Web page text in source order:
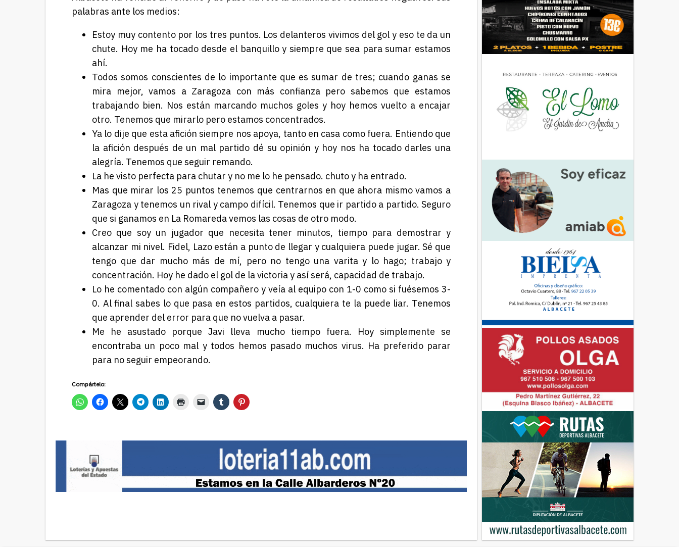
palabras ante los medios:
Estoy muy contento por los tres puntos. Los delanteros vivimos del gol y eso te da un
chute. Hoy me ha tocado desde el banquillo y siempre que sea para sumar estamos
ahí.
Todos somos conscientes de lo importante que es sumar de tres; cuando ganas se
mira mejor, vamos a Zaragoza con más confianza pero sabemos que estamos
trabajando bien. Nos están marcando muchos goles y hoy hemos vuelto a encajar
otro. Tenemos que mirarlo pero estamos concentrados.
Ya lo dije que esta afición siempre nos apoya, tanto en casa como fuera. Entiendo que
la afición después de un mal partido dé su opinión y hoy nos ha tocado darles una
alegría. Tenemos que seguir remando.
La he visto perfecta para chutar y no me lo he pensado. chuto y ha entrado.
Mas que mirar los 25 puntos tenemos que centrarnos en que ahora mismo vamos a
Zaragoza y tenemos un rival y campo difícil. Tenemos que ir partido a partido. Seguro
que si ganamos en La Romareda vemos las cosas de otro modo.
Creo que soy un jugador que necesita tener minutos, tiempo para demostrar y
alcanzar mi nivel. Fidel, Lazo están a punto de llegar y cualquiera puede jugar. Sé que
tengo que dar mucho más de mí, pero no tengo una varita y lo hago; trabajo y
concentración. Hoy he dado el gol de la victoria y así será, capacidad de trabajo.
Lo he comentado con algún compañero y veía al equipo con 1-0 como si fuésemos 3-
0. Al final sabes lo que pasa en estos partidos, cualquiera te la puede liar. Tenemos
que aprender del error para que no vuelva a pasar.
Me he asustado porque Javi lleva mucho tiempo fuera. Hoy simplemente se
encontraba un poco mal y todos hemos pasado muchos virus. Ha preferido parar
para no seguir empeorando.
Compártelo: